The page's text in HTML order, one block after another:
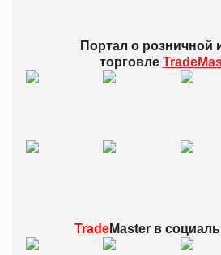
Портал о розничной
торговле
TradeMaster в